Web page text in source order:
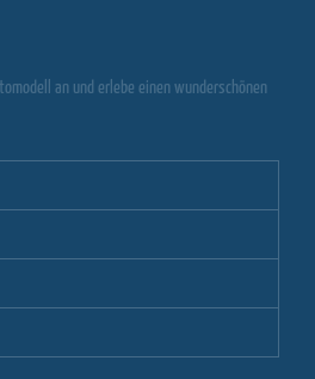
an und erlebe einen wunderschönen